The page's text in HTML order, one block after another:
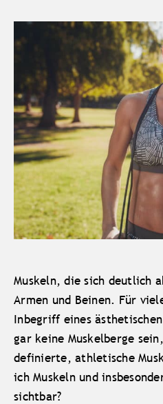
Muskeln, die sich deutlich
Armen und Beinen. Für
Inbegriff eines
gar keine Muskelberge
definierte, athletische
ich Muskeln und
sichtbar?